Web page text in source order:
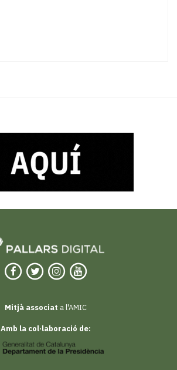
Mitjà associat a l'AMIC
Amb la col·laboració de: